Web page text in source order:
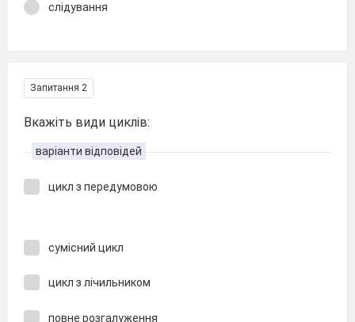
слідування
Запитання 2
Вкажіть види циклів:
варіанти відповідей
цикл з передумовою
сумісний цикл
цикл з лічильником
повне розгалуження